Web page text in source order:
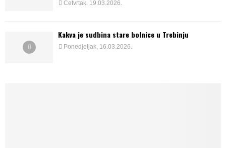
Četvrtak, 19.03.2026.
Kakva je sudbina stare bolnice u Trebinju
Ponedjeljak, 16.03.2026.